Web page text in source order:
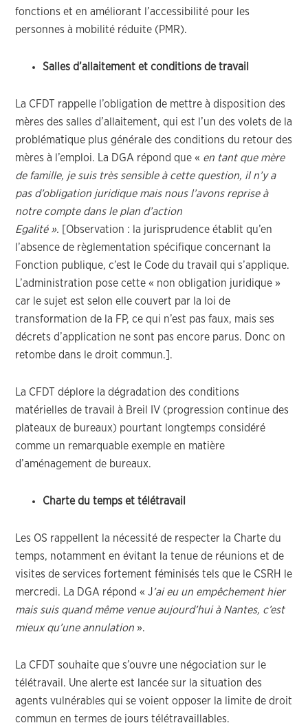
fonctions et en améliorant l’accessibilité pour les
personnes à mobilité réduite (PMR).
Salles d’allaitement et conditions de travail
La CFDT rappelle l’obligation de mettre à disposition des
mères des salles d’allaitement, qui est l’un des volets de la
problématique plus générale des conditions du retour des
mères à l’emploi. La DGA répond que « en tant que mère
de famille, je suis très sensible à cette question, il n’y a
pas d’obligation juridique mais nous l’avons reprise à
notre compte dans le plan d’action
Egalité ».
[Observation : la jurisprudence établit qu’en
l’absence de règlementation spécifique concernant la
Fonction publique, c’est le Code du travail qui s’applique.
L’administration pose cette « non obligation juridique »
car le sujet est selon elle couvert par la loi de
transformation de la FP, ce qui n’est pas faux, mais ses
décrets d’application ne sont pas encore parus. Donc on
retombe dans le droit commun.].
La CFDT déplore la dégradation des conditions
matérielles de travail à Breil IV (progression continue des
plateaux de bureaux) pourtant longtemps considéré
comme un remarquable exemple en matière
d’aménagement de bureaux.
Charte du temps et télétravail
Les OS rappellent la nécessité de respecter la Charte du
temps, notamment en évitant la tenue de réunions et de
visites de services fortement féminisés tels que le CSRH le
mercredi. La DGA répond « J’ai eu un empêchement hier
mais suis quand même venue aujourd’hui à Nantes, c’est
mieux qu’une annulation ».
La CFDT souhaite que s’ouvre une négociation sur le
télétravail. Une alerte est lancée sur la situation des
agents vulnérables qui se voient opposer la limite de droit
commun en termes de jours télétravaillables.